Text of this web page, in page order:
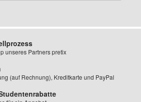
unseres Partners pretix
(auf Rechnung), Kreditkarte und PayPal